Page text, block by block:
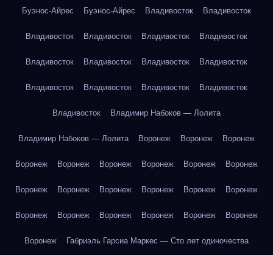
Буэнос-Айрес Буэнос-Айрес Владивосток Владивосток
Владивосток Владивосток Владивосток Владивосток
Владивосток Владивосток Владивосток Владивосток
Владивосток Владивосток Владивосток Владивосток
Владивосток Владимир Набоков — Лолита
Владимир Набоков — Лолита Воронеж Воронеж Воронеж
Воронеж Воронеж Воронеж Воронеж Воронеж Воронеж
Воронеж Воронеж Воронеж Воронеж Воронеж Воронеж
Воронеж Воронеж Воронеж Воронеж Воронеж Воронеж
Воронеж Габриэль Гарсиа Маркес — Сто лет одиночества